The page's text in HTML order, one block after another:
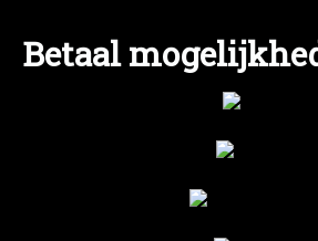
Betaal